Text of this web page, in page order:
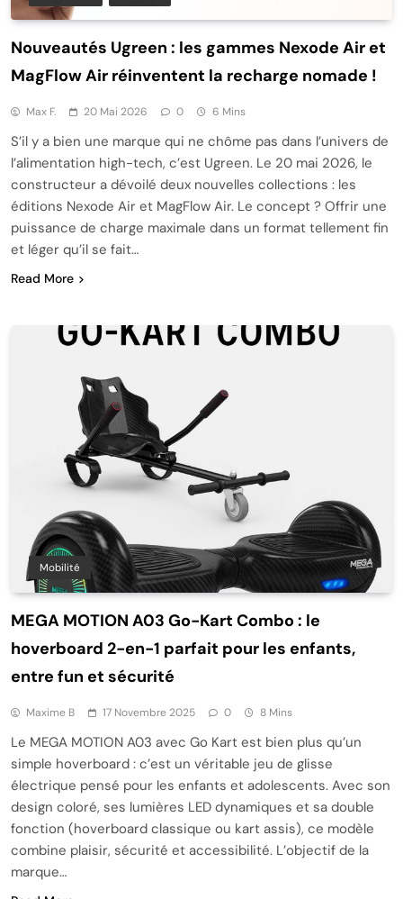
Nouveautés Ugreen : les gammes Nexode Air et
MagFlow Air réinventent la recharge nomade !
Max F. 20 Mai 2026 0 6 Mins
S’il y a bien une marque qui ne chôme pas dans l’univers de
l’alimentation high-tech, c’est Ugreen. Le 20 mai 2026, le
constructeur a dévoilé deux nouvelles collections : les
éditions Nexode Air et MagFlow Air. Le concept ? Offrir une
puissance de charge maximale dans un format tellement fin
et léger qu’il se fait…
Read More
Mobilité
MEGA MOTION A03 Go-Kart Combo : le
hoverboard 2-en-1 parfait pour les enfants,
entre fun et sécurité
Maxime B 17 Novembre 2025 0 8 Mins
Le MEGA MOTION A03 avec Go Kart est bien plus qu’un
simple hoverboard : c’est un véritable jeu de glisse
électrique pensé pour les enfants et adolescents. Avec son
design coloré, ses lumières LED dynamiques et sa double
fonction (hoverboard classique ou kart assis), ce modèle
combine plaisir, sécurité et accessibilité. L’objectif de la
marque…